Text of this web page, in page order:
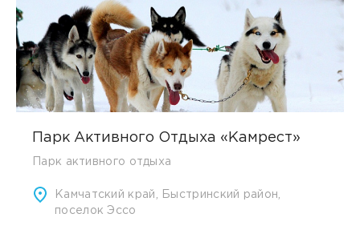
Парк Активного Отдыха «Камрест»
Парк активного отдыха
Камчатский край, Быстринский район,
поселок Эссо